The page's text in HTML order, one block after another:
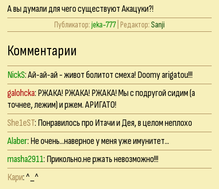
А вы думали для чего существуют Акацуки?!
Публикатор:jeka-777 | Редактор:Sanji
Комментарии
NickS: Ай-ай-ай - живот болитот смеха! Doomy arigatou!!!
galohcka: РЖАКА! РЖАКА! РЖАКА! Мы с подругой сидим (а
точнее, лежим) и ржем. АРИГАТО!
She1eST: Понравилось про Итачи и Дея, в целом неплохо
Alaber: Не очень...наверное у меня уже имунитет...
masha2911: Прикольно.не ржать невозможно!!!
Кари: ^_^